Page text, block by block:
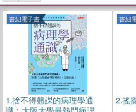
獎 臺灣漫
登輝時代
偉大的迷
書紐電子書
1.捨不得翹課的病理學通
書紐
2.搖